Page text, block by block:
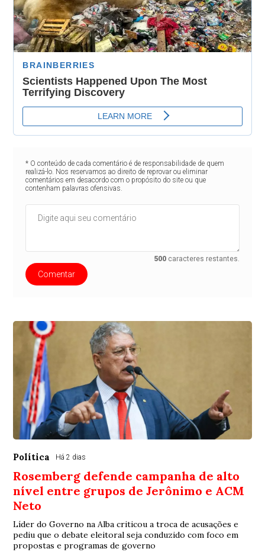
* O conteúdo de cada comentário é de responsabilidade de quem
realizá-lo. Nos reservamos ao direito de reprovar ou eliminar
comentários em desacordo com o propósito do site ou que
contenham palavras ofensivas.
500 caracteres restantes.
Comentar
Política Há 2 dias
Rosemberg defende campanha de alto
nível entre grupos de Jerônimo e ACM
Neto
Líder do Governo na Alba criticou a troca de acusações e
pediu que o debate eleitoral seja conduzido com foco em
propostas e programas de governo